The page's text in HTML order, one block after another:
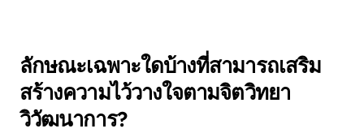
ลักษณะเฉพาะใดบ้างที่สามารถเสริม
สร้างความไว้วางใจตามจิตวิทยา
วิวัฒนาการ?